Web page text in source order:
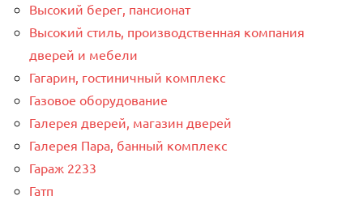
Высокий берег, пансионат
Высокий стиль, производственная компания
дверей и мебели
Гагарин, гостиничный комплекс
Газовое оборудование
Галерея дверей, магазин дверей
Галерея Пара, банный комплекс
Гараж 2233
Гатп